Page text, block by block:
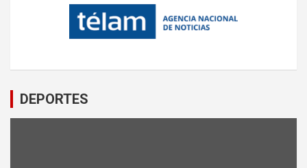
DEPORTES